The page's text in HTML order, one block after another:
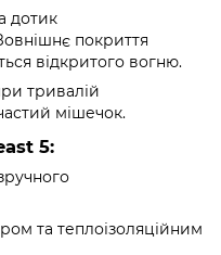
дотик
покриття
відкритого вогню.
тривалій
мішечок.
5:
та теплоізоляційним